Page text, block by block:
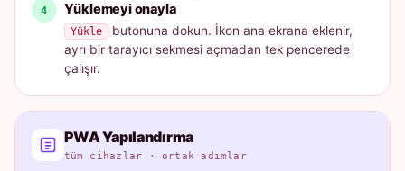
Yüklemeyi onayla
Yükle
butonuna dokun. İkon ana ekrana eklenir,
ayrı bir tarayıcı sekmesi açmadan tek pencerede
çalışır.
PWA Yapılandırma
tüm cihazlar · ortak adımlar